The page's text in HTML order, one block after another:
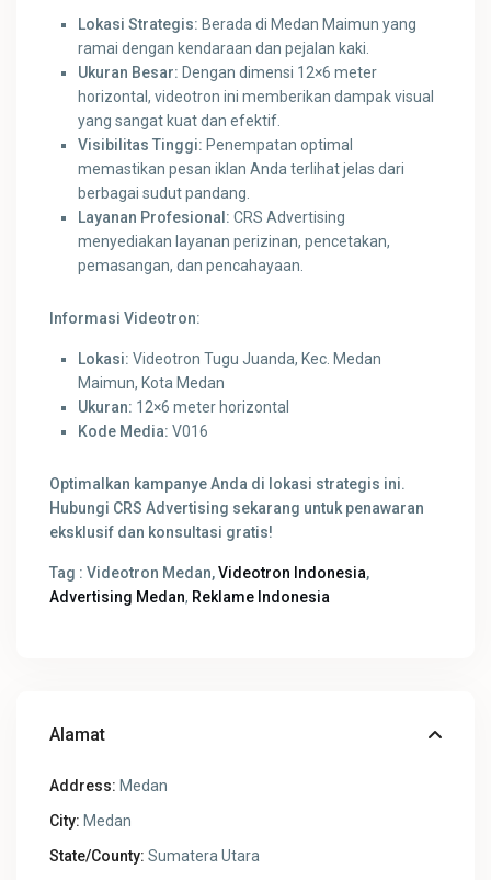
Lokasi Strategis: Berada di Medan Maimun yang
ramai dengan kendaraan dan pejalan kaki.
Ukuran Besar: Dengan dimensi 12×6 meter
horizontal, videotron ini memberikan dampak visual
yang sangat kuat dan efektif.
Visibilitas Tinggi: Penempatan optimal
memastikan pesan iklan Anda terlihat jelas dari
berbagai sudut pandang.
Layanan Profesional: CRS Advertising
menyediakan layanan perizinan, pencetakan,
pemasangan, dan pencahayaan.
Informasi Videotron:
Lokasi: Videotron Tugu Juanda, Kec. Medan
Maimun, Kota Medan
Ukuran: 12×6 meter horizontal
Kode Media: V016
Optimalkan kampanye Anda di lokasi strategis ini.
Hubungi CRS Advertising sekarang untuk penawaran
eksklusif dan konsultasi gratis!
Tag : Videotron Medan,Videotron Indonesia,
Advertising Medan, Reklame Indonesia
Alamat
Address: Medan
City: Medan
State/County: Sumatera Utara